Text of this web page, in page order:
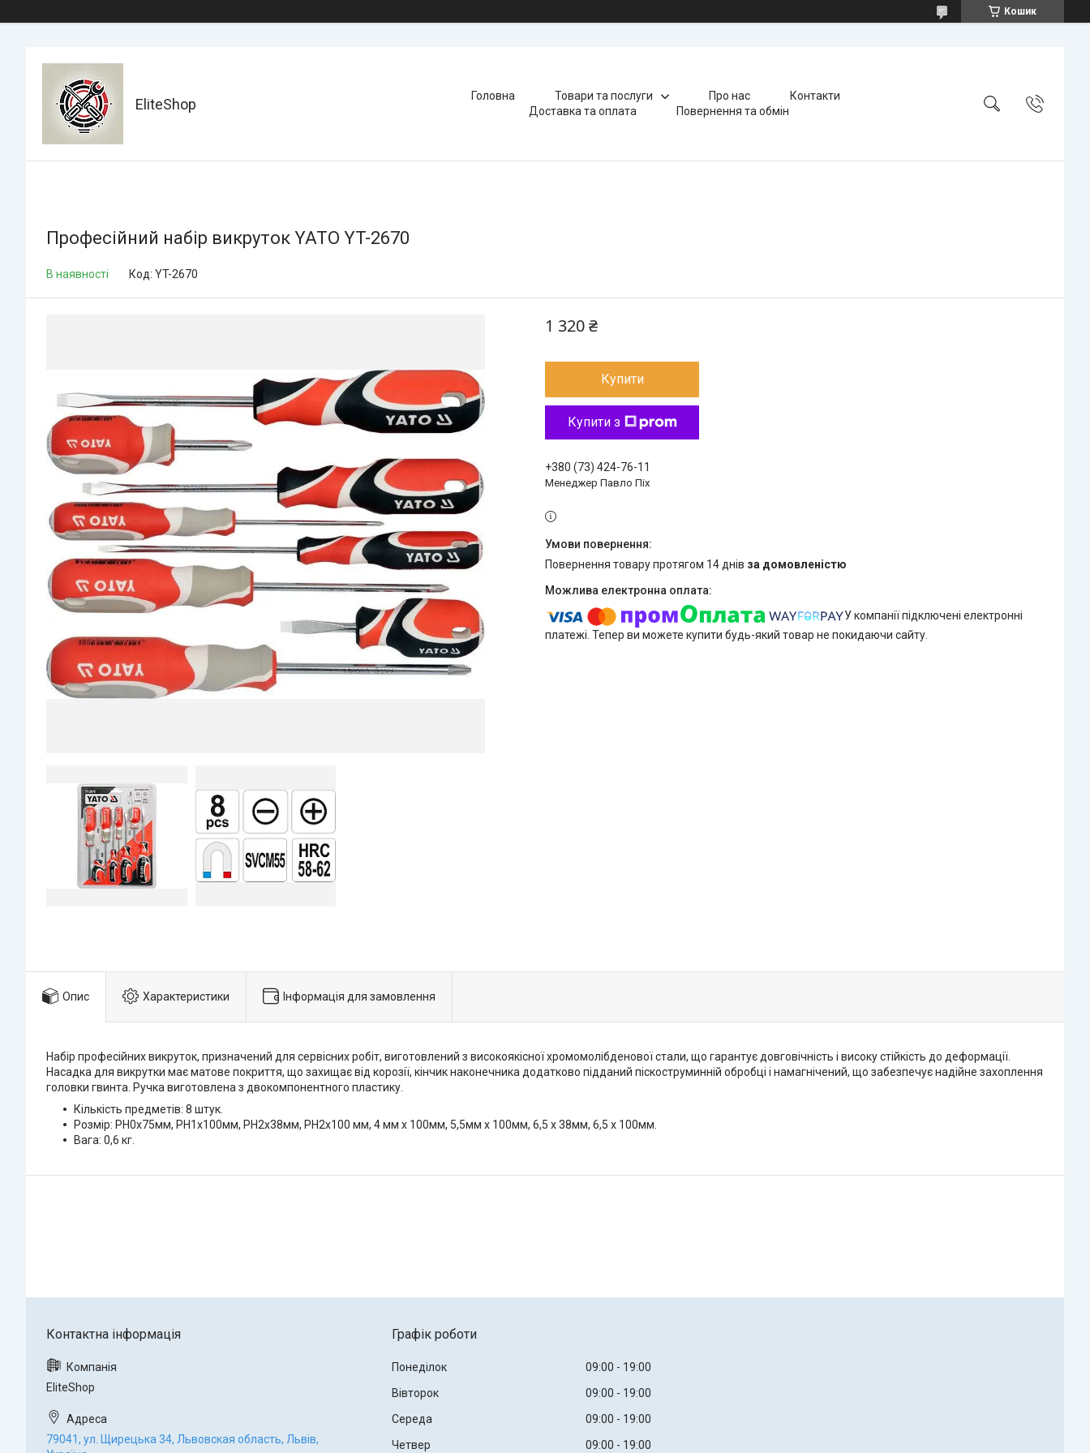
Кошик
EliteShop Головна Товари та послуги Про нас
Контакти
Доставка та оплата
Повернення та обмін
Професійний набір викруток YATO YT-2670
В наявності Код: YT-2670
1 320 ₴
Купити
Купити з
+380 (73) 424-76-11
Менеджер Павло Піх
повернення товару протягом 14 днів за домовленістю
У компанії підключені електронні
платежі. Тепер ви можете купити будь-який товар не покидаючи сайту.
Опис Характеристики Інформація для замовлення
Набір професійних викруток, призначений для сервісних робіт, виготовлений з високоякісної хромомолібденової стали, що гарантує довговічність і високу стійкість до деформації.
Насадка для викрутки має матове покриття, що захищає від корозії, кінчик наконечника додатково підданий піскоструминній обробці і намагнічений, що забезпечує надійне захоплення
головки гвинта. Ручка виготовлена з двокомпонентного пластику.
Кількість предметів: 8 штук.
Розмір: PH0х75мм, PH1х100мм, PH2х38мм, PH2х100 мм, 4 мм х 100мм, 5,5мм х 100мм, 6,5 х 38мм, 6,5 х 100мм.
Вага: 0,6 кг.
EliteShop
79041, ул. Щирецька 34, Львовская область, Львів,
Графік роботи
Понеділок 09:00
19:00
Вівторок
09:00
19:00
Середа
09:00
19:00
Четвер
09:00 19:00